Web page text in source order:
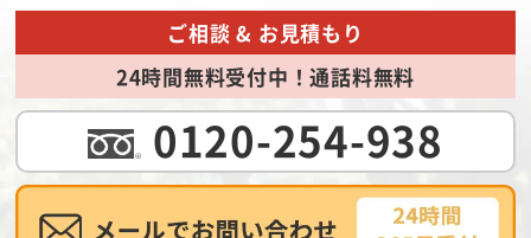
ご相談 & お見積もり
24時間無料受付中！通話料無料
0120-254-938